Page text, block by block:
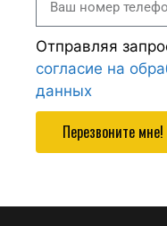
Отправляя
согласие на
данных
Перезвоните мне!